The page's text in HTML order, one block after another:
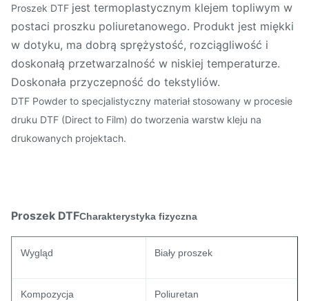
Proszek DTF jest termoplastycznym klejem topliwym w
postaci proszku poliuretanowego. Produkt jest miękki
w dotyku, ma dobrą sprężystość, rozciągliwość i
doskonałą przetwarzalność w niskiej temperaturze.
Doskonała przyczepność do tekstyliów.
DTF Powder to specjalistyczny materiał stosowany w procesie
druku DTF (Direct to Film) do tworzenia warstw kleju na
drukowanych projektach.
Proszek DTFCharakterystyka fizyczna
Wygląd Biały proszek
Kompozycja Poliuretan